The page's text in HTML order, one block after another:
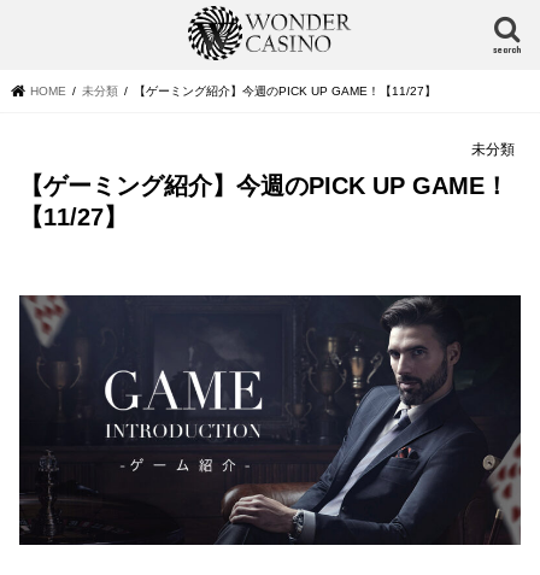
search
HOME 未分類 【ゲーミング紹介】今週のPICK UP GAME！【11/27】
未分類
【ゲーミング紹介】今週のPICK UP GAME！
【11/27】